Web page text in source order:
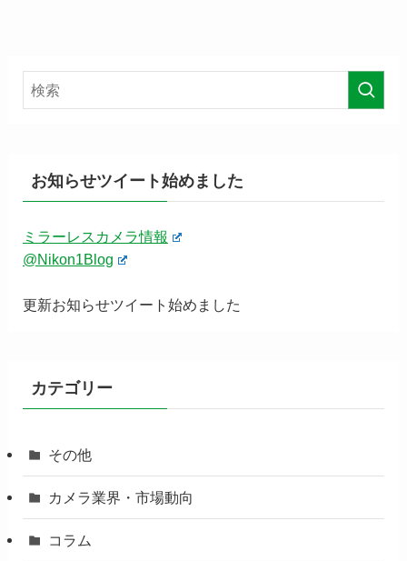
お知らせツイート始めました
ミラーレスカメラ情報
@Nikon1Blog
更新お知らせツイート始めました
カテゴリー
その他
カメラ業界・市場動向
コラム